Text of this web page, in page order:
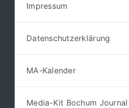
Impressum
Datenschutzerklärung
MA-Kalender
Media-Kit Bochum Journal